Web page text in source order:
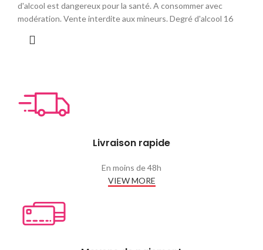
d'alcool est dangereux pour la santé. A consommer avec
modération. Vente interdite aux mineurs. Degré d'alcool 16
Livraison rapide
En moins de 48h
VIEW MORE